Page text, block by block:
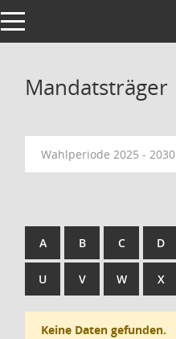
Toggle navigation
Mandatsträger
Wahlperiode 2025 - 2030
A B C D
U V W X
Keine Daten gefunden.